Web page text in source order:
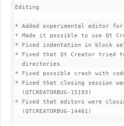
Editing
* Added experimental editor
* Made it possible to use Qt
* Fixed indentation in block
* Fixed that Qt Creator tried
  directories
* Fixed possible crash with code
* Fixed that closing session
  (QTCREATORBUG-15193)
* Fixed that editors were